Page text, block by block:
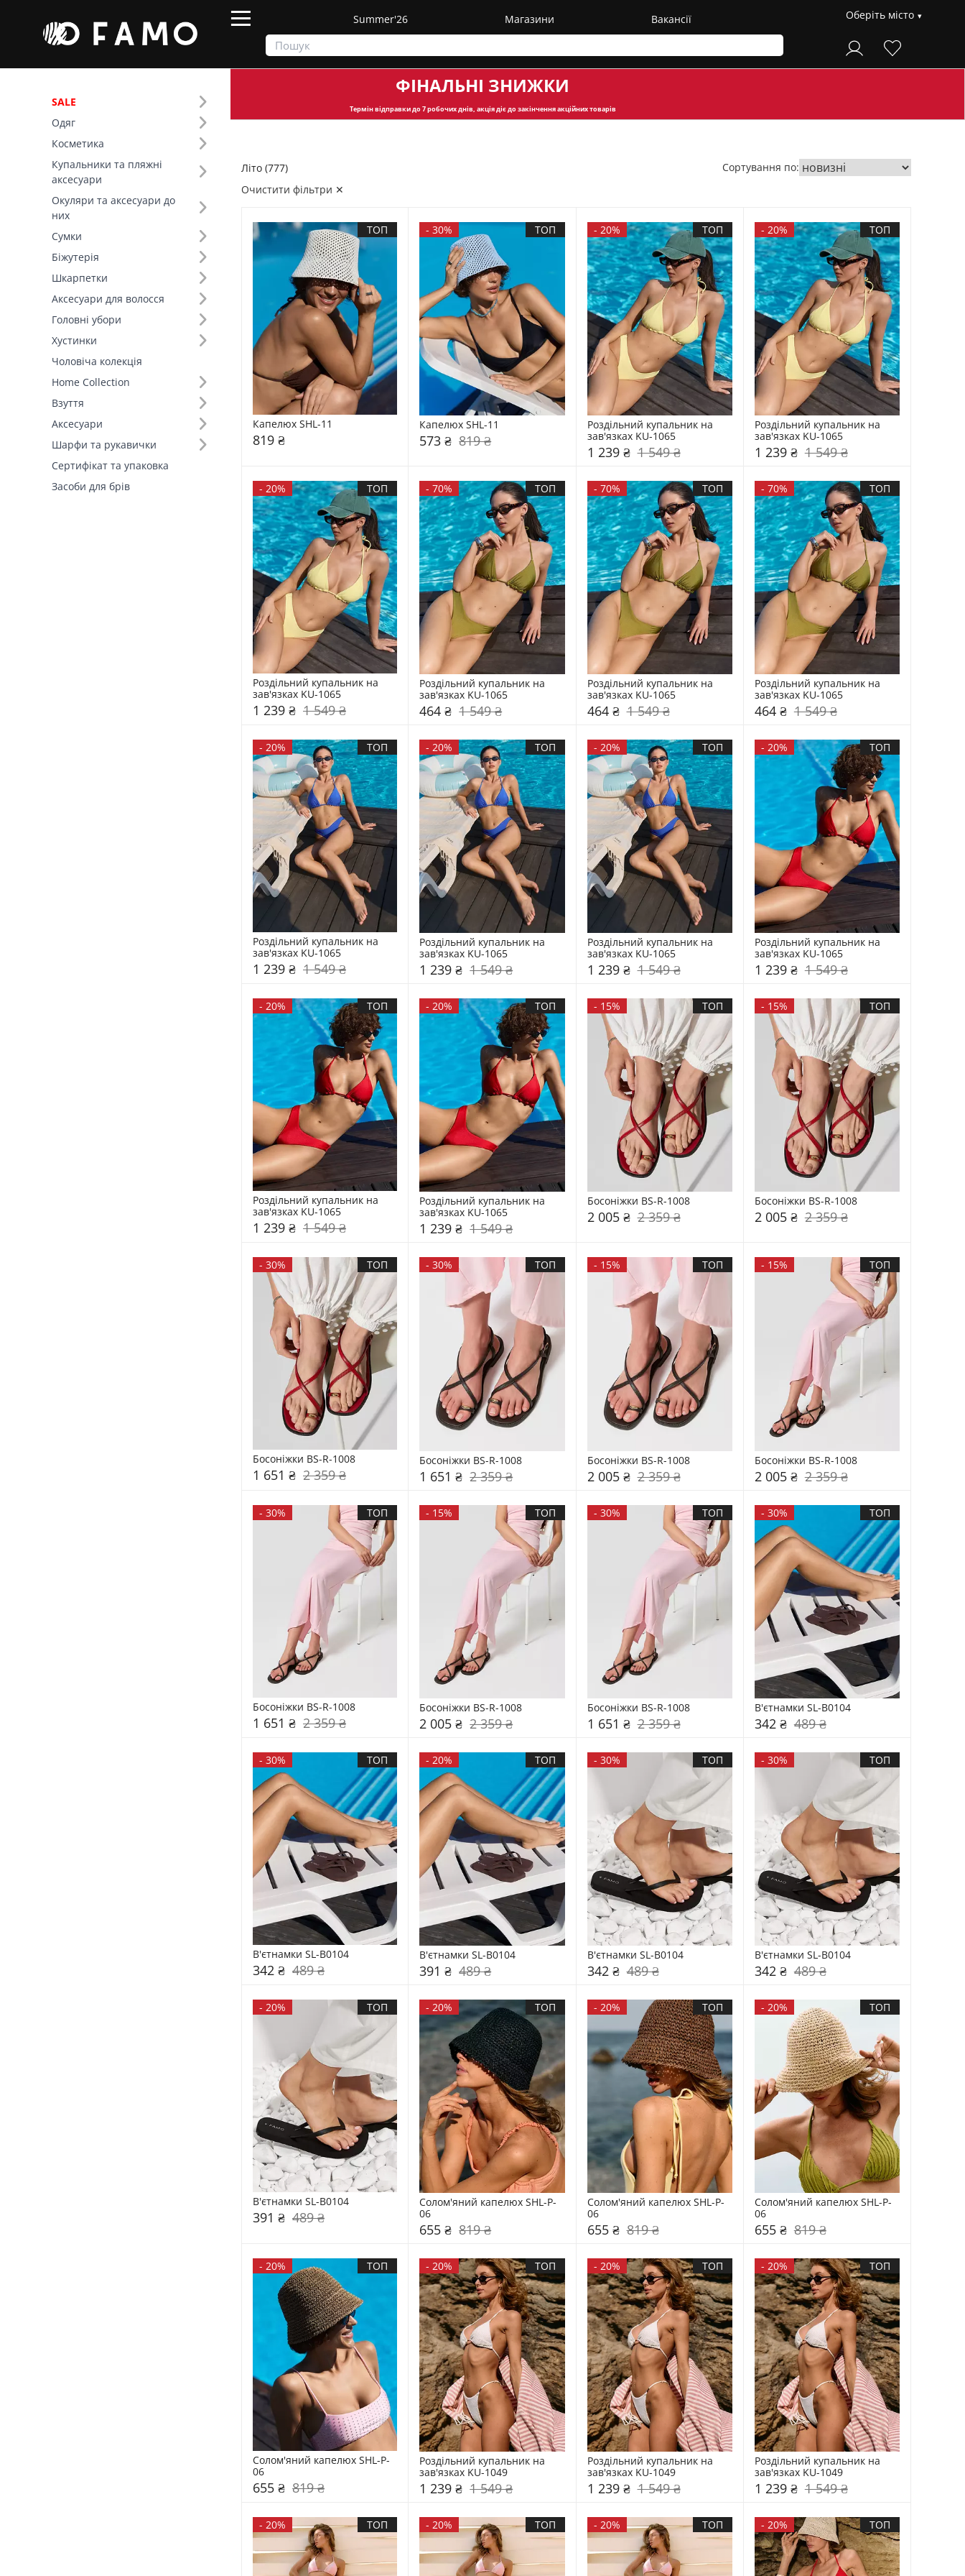
Summer'26 Магазини Вакансії Оберіть місто
SALE
Одяг
Косметика
Купальники та пляжні
аксесуари
Окуляри та аксесуари до
них
Сумки
Біжутерія
Шкарпетки
Аксесуари для волосся
Головні убори
Хустинки
Чоловіча колекція
Home Collection
Взуття
Аксесуари
Шарфи та рукавички
Сертифікат та упаковка
Засоби для брів
ФІНАЛЬНІ ЗНИЖКИ
Термін відправкидо 7 робочих днів, акція діє до закінчення акційних товарів
Фільтр
Ціна
SALE
Сезон (5)
Колір (99)
Розмір (19)
Основний колір (15)
Склад (40)
Форма полів (2)
Літо (777)
Очистити фільтри ✕
Сортування по:
ТОП
Капелюх SHL-11
819 ₴
-30% ТОП
Капелюх SHL-11
573 ₴ 819 ₴
- 20% ТОП
Роздільний купальник на
зав'язках KU-1065
1 239 ₴ 1 549 ₴
- 20% ТОП
Роздільний купальник на
зав'язках KU-1065
1 239 ₴ 1 549 ₴
- 20% ТОП
Роздільний купальник на
зав'язках KU-1065
1 239 ₴ 1 549 ₴
-70% ТОП
Роздільний купальник на
зав'язках KU-1065
464 ₴ 1 549 ₴
- 70% ТОП
Роздільний купальник на
зав'язках KU-1065
464 ₴ 1 549 ₴
- 70% ТОП
Роздільний купальник на
зав'язках KU-1065
464 ₴ 1 549 ₴
- 20% ТОП
Роздільний купальник на
зав'язках KU-1065
1 239 ₴ 1 549 ₴
-20% ТОП
Роздільний купальник на
зав'язках KU-1065
1 239 ₴ 1 549 ₴
- 20% ТОП
Роздільний купальник на
зав'язках KU-1065
1 239 ₴ 1 549 ₴
- 20% ТОП
Роздільний купальник на
зав'язках KU-1065
1 239 ₴ 1 549 ₴
- 20% ТОП
Роздільний купальник на
зав'язках KU-1065
1 239 ₴ 1 549 ₴
-20% ТОП
Роздільний купальник на
зав'язках KU-1065
1 239 ₴ 1 549 ₴
- 15% ТОП
Босоніжки BS-R-1008
2 005 ₴ 2 359 ₴
- 15% ТОП
Босоніжки BS-R-1008
2 005 ₴ 2 359 ₴
- 30% ТОП
Босоніжки BS-R-1008
1 651 ₴ 2 359 ₴
-30% ТОП
Босоніжки BS-R-1008
1 651 ₴ 2 359 ₴
- 15% ТОП
Босоніжки BS-R-1008
2 005 ₴ 2 359 ₴
- 15% ТОП
Босоніжки BS-R-1008
2 005 ₴ 2 359 ₴
- 30% ТОП
Босоніжки BS-R-1008
1 651 ₴ 2 359 ₴
- 15% ТОП
Босоніжки BS-R-1008
2 005 ₴ 2 359 ₴
- 30% ТОП
Босоніжки BS-R-1008
1 651 ₴ 2 359 ₴
- 30% ТОП
В'єтнамки SL-B0104
342 ₴ 489 ₴
- 30% ТОП
В'єтнамки SL-B0104
342 ₴ 489 ₴
-20% ТОП
В'єтнамки SL-B0104
391 ₴ 489 ₴
- 30% ТОП
В'єтнамки SL-B0104
342 ₴ 489 ₴
- 30% ТОП
В'єтнамки SL-B0104
342 ₴ 489 ₴
- 20% ТОП
В'єтнамки SL-B0104
391 ₴ 489 ₴
-20% ТОП
Солом'яний капелюх SHL-P-
06
655 ₴ 819 ₴
- 20% ТОП
Солом'яний капелюх SHL-P-
06
655 ₴ 819 ₴
- 20% ТОП
Солом'яний капелюх SHL-P-
06
655 ₴ 819 ₴
- 20% ТОП
Солом'яний капелюх SHL-P-
06
655 ₴ 819 ₴
-20% ТОП
Роздільний купальник на
зав'язках KU-1049
1 239 ₴ 1 549 ₴
- 20% ТОП
Роздільний купальник на
зав'язках KU-1049
1 239 ₴ 1 549 ₴
- 20% ТОП
Роздільний купальник на
зав'язках KU-1049
1 239 ₴ 1 549 ₴
- 20% ТОП -20% ТОП - 20% ТОП - 20% ТОП